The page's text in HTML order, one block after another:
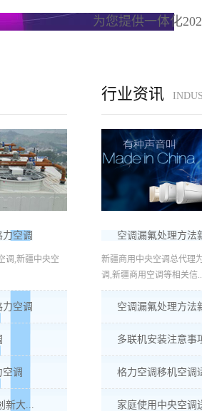
为您提供一体化
空调
调,新疆中央空
空调
调
大...
行业资讯
空调漏氟处理方法
新疆商用中央空调总代理
调,新疆商用空调等相关信...
空调漏氟处理方法
多联机安装注意事
格力空调移机空调
家庭使用中央空调